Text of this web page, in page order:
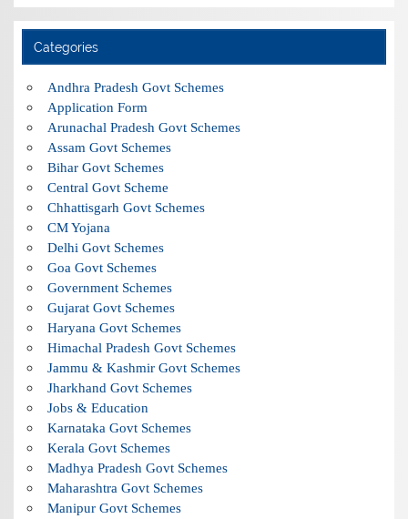
Categories
Andhra Pradesh Govt Schemes
Application Form
Arunachal Pradesh Govt Schemes
Assam Govt Schemes
Bihar Govt Schemes
Central Govt Scheme
Chhattisgarh Govt Schemes
CM Yojana
Delhi Govt Schemes
Goa Govt Schemes
Government Schemes
Gujarat Govt Schemes
Haryana Govt Schemes
Himachal Pradesh Govt Schemes
Jammu & Kashmir Govt Schemes
Jharkhand Govt Schemes
Jobs & Education
Karnataka Govt Schemes
Kerala Govt Schemes
Madhya Pradesh Govt Schemes
Maharashtra Govt Schemes
Manipur Govt Schemes